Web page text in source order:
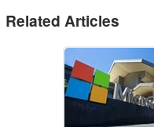
Related Articles